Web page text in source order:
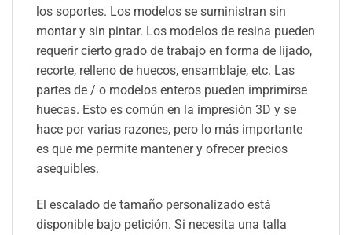
los soportes. Los modelos se suministran sin
montar y sin pintar. Los modelos de resina pueden
requerir cierto grado de trabajo en forma de lijado,
recorte, relleno de huecos, ensamblaje, etc. Las
partes de / o modelos enteros pueden imprimirse
huecas. Esto es común en la impresión 3D y se
hace por varias razones, pero lo más importante
es que me permite mantener y ofrecer precios
asequibles.
El escalado de tamaño personalizado está
disponible bajo petición. Si necesita una talla